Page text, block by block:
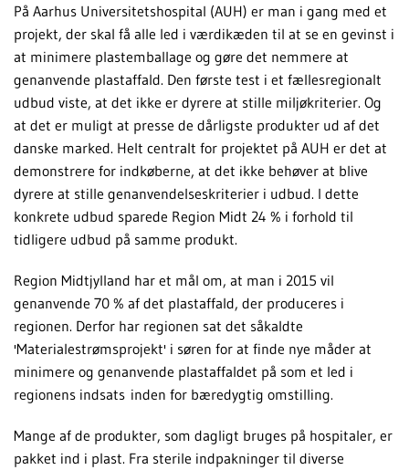
På Aarhus Universitetshospital (AUH) er man i gang med et
projekt, der skal få alle led i værdikæden til at se en gevinst i
at minimere plastemballage og gøre det nemmere at
genanvende plastaffald. Den første test i et fællesregionalt
udbud viste, at det ikke er dyrere at stille miljøkriterier. Og
at det er muligt at presse de dårligste produkter ud af det
danske marked. Helt centralt for projektet på AUH er det at
demonstrere for indkøberne, at det ikke behøver at blive
dyrere at stille genanvendelseskriterier i udbud. I dette
konkrete udbud sparede Region Midt 24 % i forhold til
tidligere udbud på samme produkt.
Region Midtjylland har et mål om, at man i 2015 vil
genanvende 70 % af det plastaffald, der produceres i
regionen. Derfor har regionen sat det såkaldte
'Materialestrømsprojekt' i søren for at finde nye måder at
minimere og genanvende plastaffaldet på som et led i
regionens indsats inden for bæredygtig omstilling.
Mange af de produkter, som dagligt bruges på hospitaler, er
pakket ind i plast. Fra sterile indpakninger til diverse